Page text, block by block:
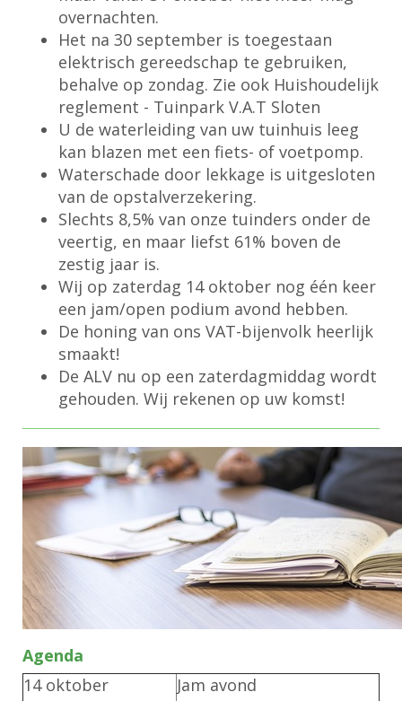
overnachten.
Het na 30 september is toegestaan
elektrisch gereedschap te gebruiken,
behalve op zondag. Zie ook Huishoudelijk
reglement - Tuinpark V.A.T Sloten
U de waterleiding van uw tuinhuis leeg
kan blazen met een fiets- of voetpomp.
Waterschade door lekkage is uitgesloten
van de opstalverzekering.
Slechts 8,5% van onze tuinders onder de
veertig, en maar liefst 61% boven de
zestig jaar is.
Wij op zaterdag 14 oktober nog één keer
een jam/open podium avond hebben.
De honing van ons VAT-bijenvolk heerlijk
smaakt!
De ALV nu op een zaterdagmiddag wordt
gehouden. Wij rekenen op uw komst!
Agenda
14 oktober
Jam avond